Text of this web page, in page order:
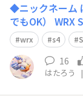
◆ニックネーム はたろう ◆お乗りの
でもOK）
ー・パール) ◆ご自由に自己紹介をどうぞ！ 本日納車され
ました!初めての
wrx s4
16
はたろう |